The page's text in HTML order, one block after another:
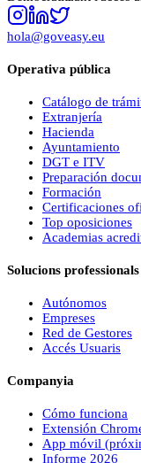
hola@goveasy.eu
Operativa pública
Catálogo de
Extranjería
Hacienda
Ayuntamiento
DGT e ITV
Preparación
Formación
Certificaciones
Top oposiciones
Academias
Solucions professionals
Autónomos
Empreses
Red de Gestores
Accés Usuaris
Companyia
Cómo funciona
Extensión
App móvil
Informe 2026